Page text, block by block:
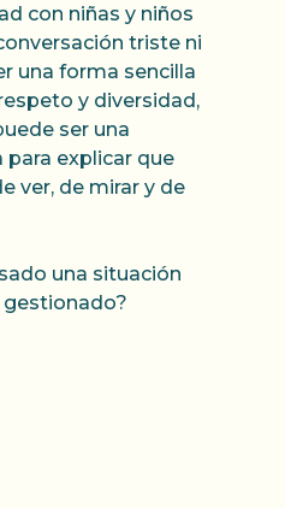
con niñas y niños
triste ni
una forma sencilla
y diversidad,
ser una
explicar que
ver, de mirar y de
una situación
gestionado?